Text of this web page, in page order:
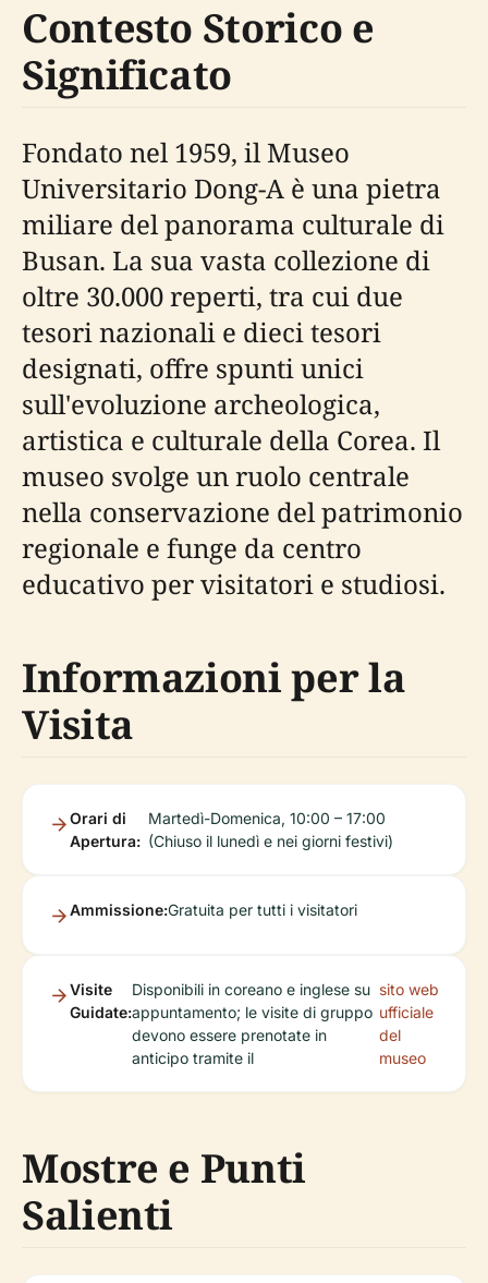
Contesto Storico e
Significato
Fondato nel 1959, il Museo
Universitario Dong-A è una pietra
miliare del panorama culturale di
Busan. La sua vasta collezione di
oltre 30.000 reperti, tra cui due
tesori nazionali e dieci tesori
designati, offre spunti unici
sull'evoluzione archeologica,
artistica e culturale della Corea. Il
museo svolge un ruolo centrale
nella conservazione del patrimonio
regionale e funge da centro
educativo per visitatori e studiosi.
Informazioni per la
Visita
Orari di
Apertura:
Martedì-Domenica, 10:00 – 17:00
(Chiuso il lunedì e nei giorni festivi)
Ammissione:Gratuita per tutti i visitatori
Visite
Guidate:
Disponibili in coreano e inglese su
appuntamento; le visite di gruppo
devono essere prenotate in
anticipo tramite il
sito web
ufficiale
del
museo
Mostre e Punti
Salienti